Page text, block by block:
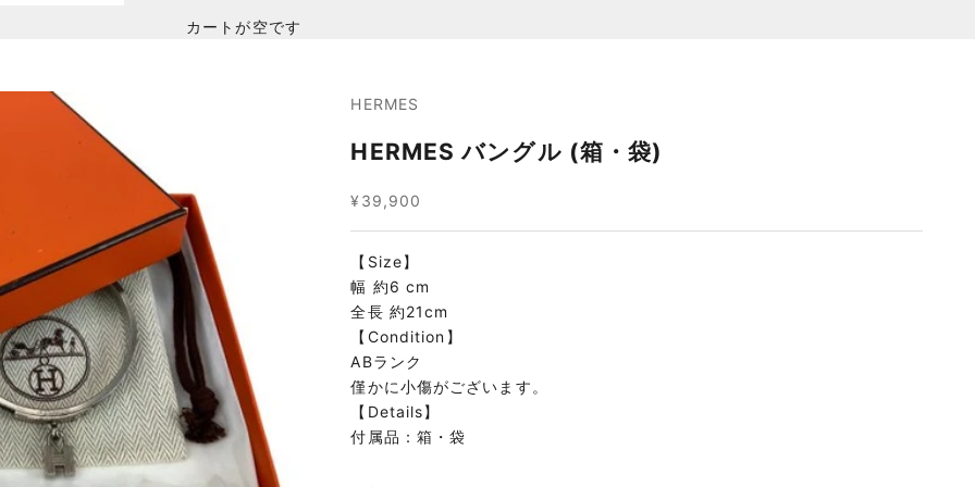
カートが空です
HERMES
HERMES バングル (箱・袋)
セール価格
¥39,900
【Size】
幅 約6 cm
全長 約21cm
【Condition】
ABランク
僅かに小傷がございます。
【Details】
付属品：箱・袋